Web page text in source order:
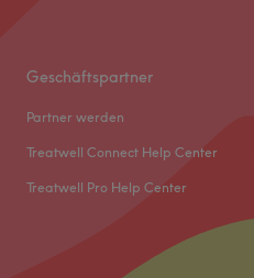
Geschäftspartner
Partner werden
Treatwell Connect Help Center
Treatwell Pro Help Center